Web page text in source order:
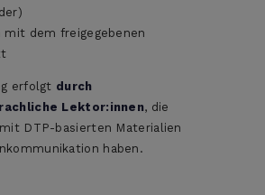
mit dem freigegebenen
erfolgt durch
Lektor:innen, die
DTP-basierten Materialien
haben.